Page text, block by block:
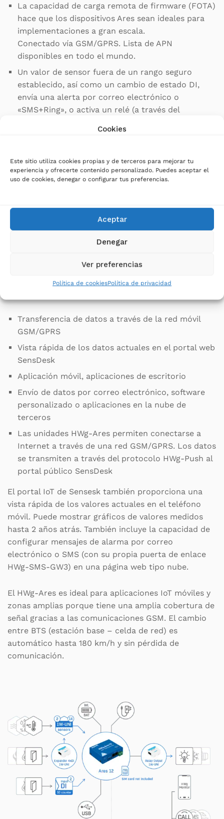
Cookies
Este sitio utiliza cookies propias y de terceros para mejorar tu
experiencia y ofrecerte contenido personalizado. Puedes aceptar el
uso de cookies, denegar o configurar tus preferencias.
Aceptar
Denegar
Ver preferencias
Política de cookiesPolítica de privacidad
La capacidad de carga remota de firmware (FOTA)
hace que los dispositivos Ares sean ideales para
implementaciones a gran escala.
Conectado vía GSM/GPRS. Lista de APN
disponibles en todo el mundo.
Un valor de sensor fuera de un rango seguro
establecido, así como un cambio de estado DI,
envía una alerta por correo electrónico o
«SMS+Ring», o activa un relé (a través del
USB.
Con el software HWg-PDMS, los pulsos S0 se
Compatible con una variedad de Software de
terceros (SCADA, etc.). Hay ejemplos disponibles
para programadores sobre el uso del producto en
Transferencia de datos a través de la red móvil
GSM/GPRS
Vista rápida de los datos actuales en el portal web
SensDesk
Aplicación móvil, aplicaciones de escritorio
Envío de datos por correo electrónico, software
personalizado o aplicaciones en la nube de
terceros
Las unidades HWg-Ares permiten conectarse a
Internet a través de una red GSM/GPRS. Los datos
se transmiten a través del protocolo HWg-Push al
portal público SensDesk
El portal IoT de Sensesk también proporciona una
vista rápida de los valores actuales en el teléfono
móvil. Puede mostrar gráficos de valores medidos
hasta 2 años atrás. También incluye la capacidad de
configurar mensajes de alarma por correo
electrónico o SMS (con su propia puerta de enlace
HWg-SMS-GW3) en una página web tipo nube.
El HWg-Ares es ideal para aplicaciones IoT móviles y
zonas amplias porque tiene una amplia cobertura de
señal gracias a las comunicaciones GSM. El cambio
entre BTS (estación base – celda de red) es
automático hasta 180 km/h y sin pérdida de
comunicación.